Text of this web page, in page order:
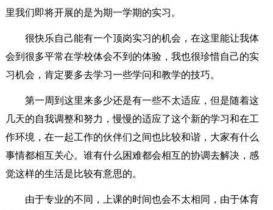
里我们即将开展的是为期一学期的实习。
很快乐自己能有一个顶岗实习的机会，在这里能让我体
会到很多平常在学校体会不到的体验，我也很珍惜自己的实
习机会，肯定要多去学习一些学问和教学的技巧。
第一周到这里来多少还是有一些不太适应，但是随着这
几天的自我调整和努力，慢慢的适应了这个新的学习和在工
作环境，在一起工作的伙伴们之间也比较和谐，大家有什么
事情都相互关心。谁有什么困难都会相互的协调去解决，感
觉这样的生活是比较有意思的。
由于专业的不同，上课的时间也会不太相同，由于体育